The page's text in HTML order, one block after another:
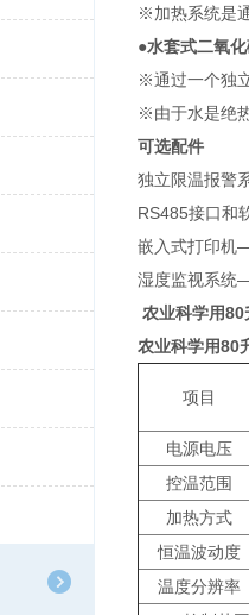
※加热系统是
●水套式二氧
※通过一个独
※由于水是绝
可选配件
独立限温
RS485接
嵌入式打
湿度监视
农业科学用
农业科学用80
项目
电源电压
控温范围
加热方式
恒温波动度
温度分辨率